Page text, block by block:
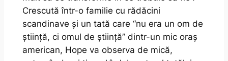
Crescută într-o familie cu rădăcini
scandinave și un tată care “nu era un om de
știință, ci omul de știință” dintr-un mic oraș
american, Hope va observa de mică,